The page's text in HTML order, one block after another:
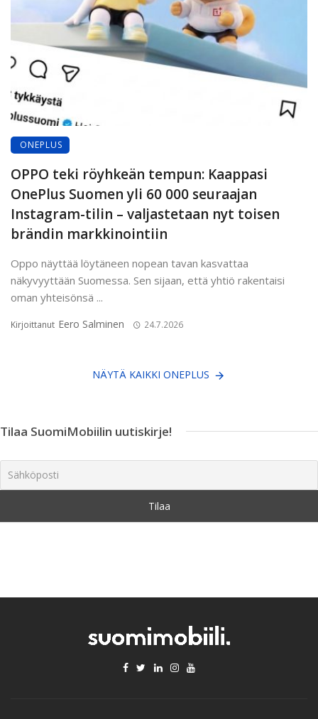
ONEPLUS
OPPO teki röyhkeän tempun: Kaappasi
OnePlus Suomen yli 60 000 seuraajan
Instagram-tilin – valjastetaan nyt toisen
brändin markkinointiin
Oppo näyttää löytäneen nopean tavan kasvattaa
näkyvyyttään Suomessa. Sen sijaan, että yhtiö rakentaisi
oman yhteisönsä ...
Kirjoittanut Eero Salminen 24.7.2026
NÄYTÄ KAIKKI ONEPLUS
Tilaa SuomiMobiilin uutiskirje!